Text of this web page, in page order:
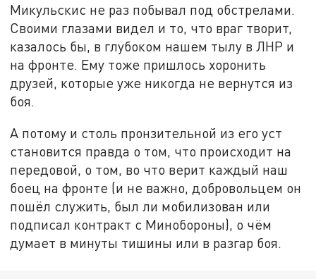
Микульскис не раз побывал под обстрелами.
Своими глазами видел и то, что враг творит,
казалось бы, в глубоком нашем тылу в ЛНР и
на фронте. Ему тоже пришлось хоронить
друзей, которые уже никогда не вернутся из
боя.
А потому и столь пронзительной из его уст
становится правда о том, что происходит на
передовой, о том, во что верит каждый наш
боец на фронте (и не важно, добровольцем он
пошёл служить, был ли мобилизован или
подписал контракт с Минобороны), о чём
думает в минуты тишины или в разгар боя.